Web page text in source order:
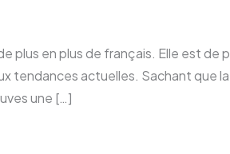
plus en plus de français. Elle est de
tendances actuelles. Sachant que la
une […]